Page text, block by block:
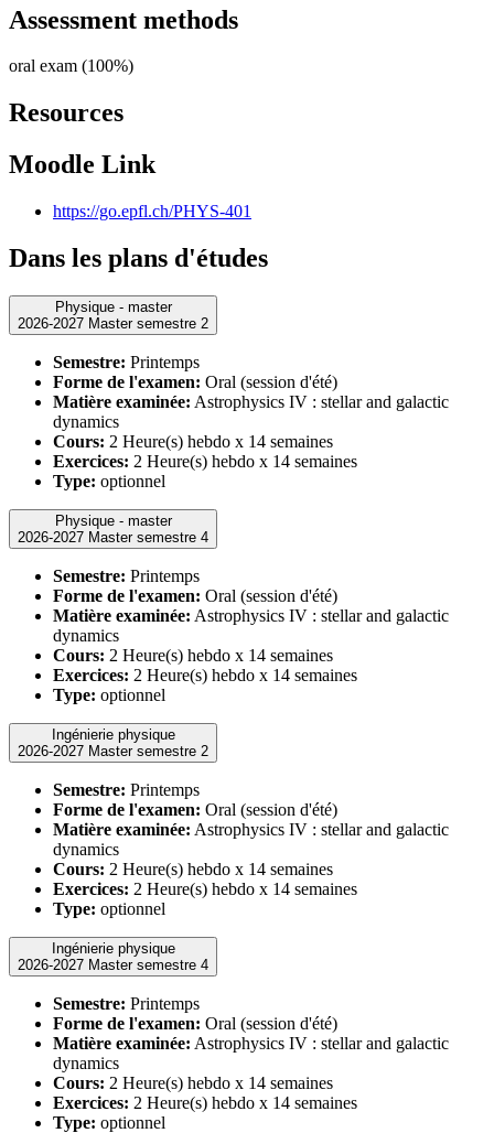
Assessment methods
oral exam (100%)
Resources
Moodle Link
https://go.epfl.ch/PHYS-401
Dans les plans d'études
Physique - master
2026-2027 Master semestre 2
Semestre: Printemps
Forme de l'examen: Oral (session d'été)
Matière examinée: Astrophysics IV : stellar and galactic
dynamics
Cours: 2 Heure(s) hebdo x 14 semaines
Exercices: 2 Heure(s) hebdo x 14 semaines
Type: optionnel
Physique - master
2026-2027 Master semestre 4
Semestre: Printemps
Forme de l'examen: Oral (session d'été)
Matière examinée: Astrophysics IV : stellar and galactic
dynamics
Cours: 2 Heure(s) hebdo x 14 semaines
Exercices: 2 Heure(s) hebdo x 14 semaines
Type: optionnel
Ingénierie physique
2026-2027 Master semestre 2
Semestre: Printemps
Forme de l'examen: Oral (session d'été)
Matière examinée: Astrophysics IV : stellar and galactic
dynamics
Cours: 2 Heure(s) hebdo x 14 semaines
Exercices: 2 Heure(s) hebdo x 14 semaines
Type: optionnel
Ingénierie physique
2026-2027 Master semestre 4
Semestre: Printemps
Forme de l'examen: Oral (session d'été)
Matière examinée: Astrophysics IV : stellar and galactic
dynamics
Cours: 2 Heure(s) hebdo x 14 semaines
Exercices: 2 Heure(s) hebdo x 14 semaines
Type: optionnel